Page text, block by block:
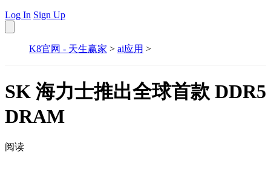
Log In Sign Up
K8官网 - 天生赢家 > ai应用 >
SK 海力士推出全球首款 DDR5
DRAM
阅读